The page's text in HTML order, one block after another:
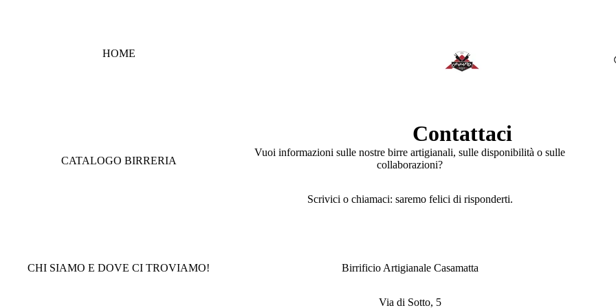
HOME
CATALOGO BIRRERIA
CHI SIAMO E DOVE CI TROVIAMO!
Contattaci
Vuoi informazioni sulle nostre birre artigianali, sulle disponibilità o sulle
collaborazioni?
Scrivici o chiamaci: saremo felici di risponderti.
Birrificio Artigianale Casamatta
Via di Sotto, 5